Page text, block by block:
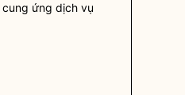
cung ứng dịch vụ